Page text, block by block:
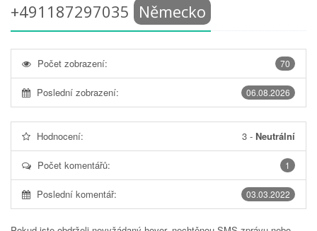
+491187297035 Německo
70
Počet zobrazení:
06.08.2026
Poslední zobrazení:
Hodnocení: 3 - Neutrální
1
Počet komentářů:
03.03.2022
Poslední komentář: